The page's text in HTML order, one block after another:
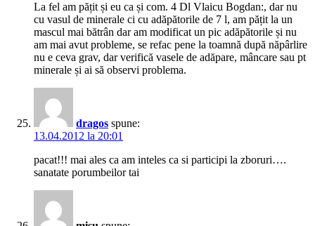
La fel am pățit și eu ca și com. 4 Dl Vlaicu Bogdan:, dar nu
cu vasul de minerale ci cu adăpătorile de 7 l, am pățit la un
mascul mai bătrân dar am modificat un pic adăpătorile și nu
am mai avut probleme, se refac pene la toamnă după năpârlire
nu e ceva grav, dar verifică vasele de adăpare, mâncare sau pt
minerale și ai să observi problema.
dragos spune:
13.04.2012 la 20:01
pacat!!! mai ales ca am inteles ca si participi la zboruri….
sanatate porumbeilor tai